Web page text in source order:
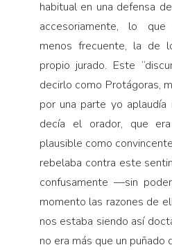
habitual en una defensa
accesoriamente, lo
menos frecuente, la de
propio jurado. Este
decirlo como Protágoras,
por una parte yo
decía el orador, que
plausible como
rebelaba contra este
confusamente —sin
momento las razones de
nos estaba siendo así
no era más que un puñado